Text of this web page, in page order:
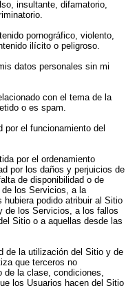
insultante, difamatorio,
pornográfico, violento,
ilícito o peligroso.
datos personales sin mi
con el tema de la
o es spam.
el funcionamiento del
por el ordenamiento
por los daños y perjuicios de
de disponibilidad o de
los Servicios, a la
hubiera podido atribuir al Sitio
de los Servicios, a los fallos
Sitio o a aquellas desde las
de la utilización del Sitio y de
que terceros no
de la clase, condiciones,
los Usuarios hacen del Sitio